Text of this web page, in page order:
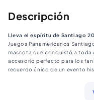
Descripción
Lleva el espíritu de Santiago
Juegos Panamericanos
mascota que conquistó a toda
accesorio perfecto para los
recuerdo único de un evento